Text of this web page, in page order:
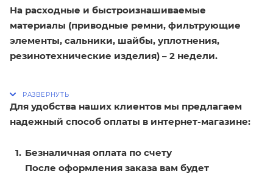
На расходные и быстроизнашиваемые
материалы (приводные ремни, фильтрующие
элементы, сальники, шайбы, уплотнения,
резинотехнические изделия) – 2 недели.
Для удобства наших клиентов мы предлагаем
надежный способ оплаты в интернет-магазине:
Безналичная оплата по счету
После оформления заказа вам будет